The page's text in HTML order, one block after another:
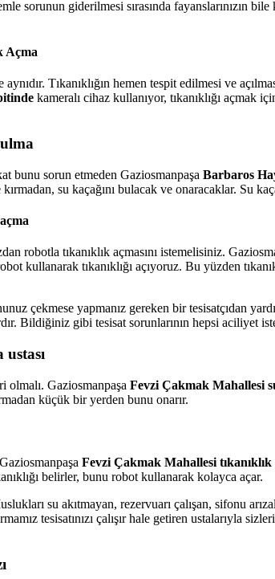
sorunun giderilmesi sırasında fayanslarınızın
Açma
Tıkanıklığın hemen tespit edilmesi ve
kameralı cihaz kullanıyor, tıkanıklığı açmak
bunu sorun etmeden Gaziosmanpaşa Barbaros
su kaçağını bulacak ve onaracaklar. Su
robotla tıkanıklık açmasını istemelisiniz.
kullanarak tıkanıklığı açıyoruz. Bu yüzden
çekmese yapmanız gereken bir tesisatçıdan
Bildiğiniz gibi tesisat sorunlarının hepsi aciliyet
olmalı. Gaziosmanpaşa Fevzi Çakmak Mahallesi
küçük bir yerden bunu onarır.
Fevzi Çakmak Mahallesi tıkanıklık
belirler, bunu robot kullanarak kolayca açar.
su akıtmayan, rezervuarı çalışan, sifonu
tesisatınızı çalışır hale getiren ustalarıyla